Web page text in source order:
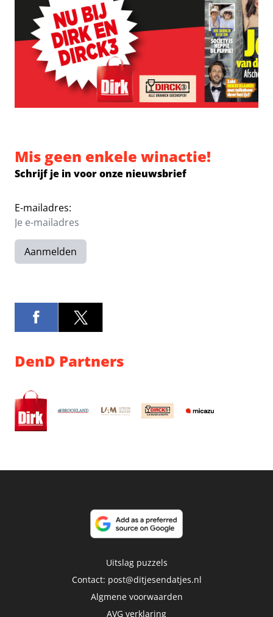
Mis geen enkele winactie!
Schrijf je in voor onze nieuwsbrief
E-mailadres:
Aanmelden
DenD Partners
Uitslag puzzels
Contact: post@ditjesendatjes.nl
Algmene voorwaarden
AVG verklaring